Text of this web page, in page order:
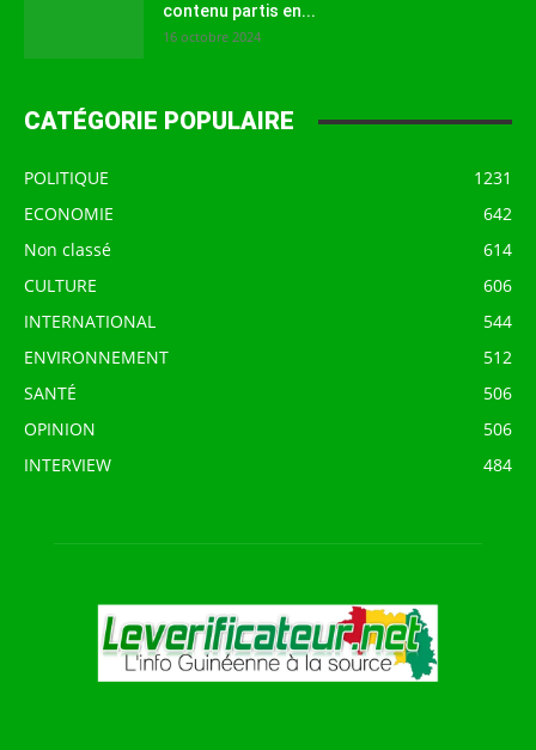
contenu partis en...
16 octobre 2024
CATÉGORIE POPULAIRE
POLITIQUE
1231
ECONOMIE
642
Non classé
614
CULTURE
606
INTERNATIONAL
544
ENVIRONNEMENT
512
SANTÉ
506
OPINION
506
INTERVIEW
484